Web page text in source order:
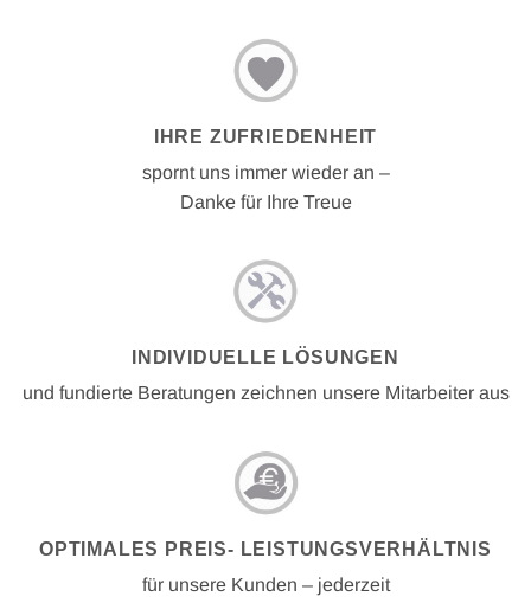
IHRE ZUFRIEDENHEIT
spornt uns immer wieder an –
Danke für Ihre Treue
INDIVIDUELLE LÖSUNGEN
und fundierte Beratungen zeichnen unsere Mitarbeiter aus
OPTIMALES PREIS- LEISTUNGSVERHÄLTNIS
für unsere Kunden – jederzeit